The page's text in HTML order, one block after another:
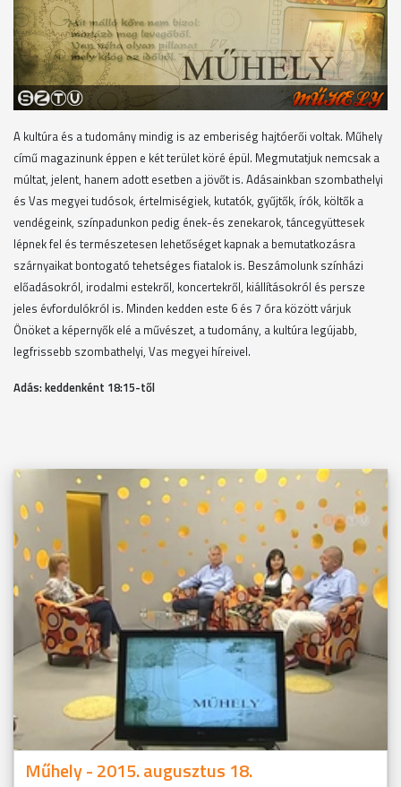
A kultúra és a tudomány mindig is az emberiség hajtóerői voltak. Műhely
című magazinunk éppen e két terület köré épül. Megmutatjuk nemcsak a
múltat, jelent, hanem adott esetben a jövőt is. Adásainkban szombathelyi
és Vas megyei tudósok, értelmiségiek, kutatók, gyűjtők, írók, költők a
vendégeink, színpadunkon pedig ének-és zenekarok, táncegyüttesek
lépnek fel és természetesen lehetőséget kapnak a bemutatkozásra
szárnyaikat bontogató tehetséges fiatalok is. Beszámolunk színházi
előadásokról, irodalmi estekről, koncertekről, kiállításokról és persze
jeles évfordulókról is. Minden kedden este 6 és 7 óra között várjuk
Önöket a képernyők elé a művészet, a tudomány, a kultúra legújabb,
legfrissebb szombathelyi, Vas megyei híreivel.
Adás: keddenként 18:15-től
Műhely - 2015. augusztus 18.